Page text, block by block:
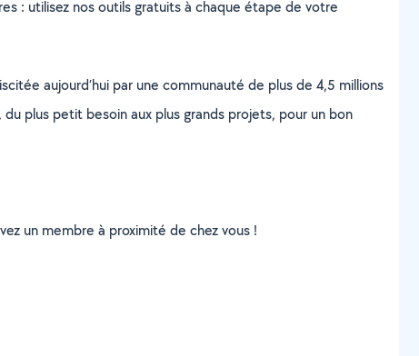
: utilisez nos outils gratuits à chaque étape de votre
aujourd’hui par une communauté de plus de 4,5 millions
plus petit besoin aux plus grands projets, pour un bon
un membre à proximité de chez vous !